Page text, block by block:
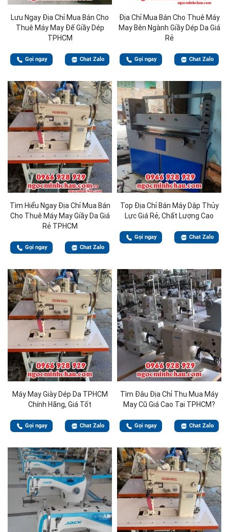
Lưu Ngay Địa Chỉ Mua Bán Cho
Thuê Máy May Đế Giầy Dép
TPHCM
Gọi ngay Chat Zalo
Địa Chỉ Mua Bán Cho Thuê Máy
May Bên Ngành Giầy Dép Da Giá
Rẻ
Gọi ngay Chat Zalo
Tìm Hiểu Ngay Địa Chỉ Mua Bán
Cho Thuê Máy May Giầy Da Giá
Rẻ TPHCM
Gọi ngay Chat Zalo
Top Địa Chỉ Bán Máy Dập Thủy
Lực Giá Rẻ, Chất Lượng Cao
Gọi ngay Chat Zalo
Máy May Giày Dép Da TPHCM
Chính Hãng, Giá Tốt
Gọi ngay Chat Zalo
Tìm Đâu Địa Chỉ Thu Mua Máy
May Cũ Giá Cao Tại TPHCM?
Gọi ngay Chat Zalo